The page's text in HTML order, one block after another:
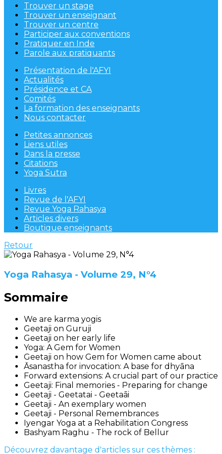
Trouver un stage
Trouver un enseignant
Trouver un centre
Participer aux conventions
Pratiquer en Inde
Parole aux pratiquants
Présentation de l'AFYI
Actualités
Présidence et CA
Comités
La formation des enseignants
Nous contacter
Petites annonces
Liens utiles
Dans la presse
Citations
Yoga Sutra
Livres
Revue de l'AFYI
Revue Yoga Rahasya
Articles divers
Boutique enseignants
Retour
Yoga Rahasya - Volume 29, N°4
Sommaire
We are karma yogis
Geetaji on Guruji
Geetaji on her early life
Yoga: A Gem for Women
Geetaji on how Gem for Women came about
Āsanastha for invocation: A base for dhyāna
Forward extensions: A crucial part of our practice
Geetaji: Final memories - Preparing for change
Geetaji - Geetatai - Geetaāi
Geetaji - An exemplary women
Geetaji - Personal Remembrances
Iyengar Yoga at a Rehabilitation Congress
Bashyam Raghu - The rock of Bellur
Découvrez davantage d'articles sur ces thèmes :